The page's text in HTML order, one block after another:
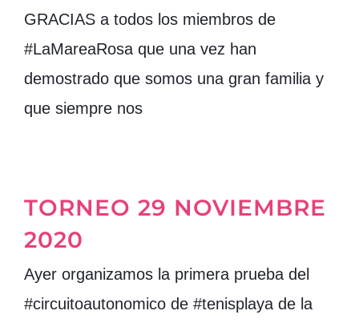
GRACIAS a todos los miembros de
#LaMareaRosa que una vez han
demostrado que somos una gran familia y
que siempre nos
TORNEO 29 NOVIEMBRE
2020
Ayer organizamos la primera prueba del
#circuitoautonomico de #tenisplaya de la